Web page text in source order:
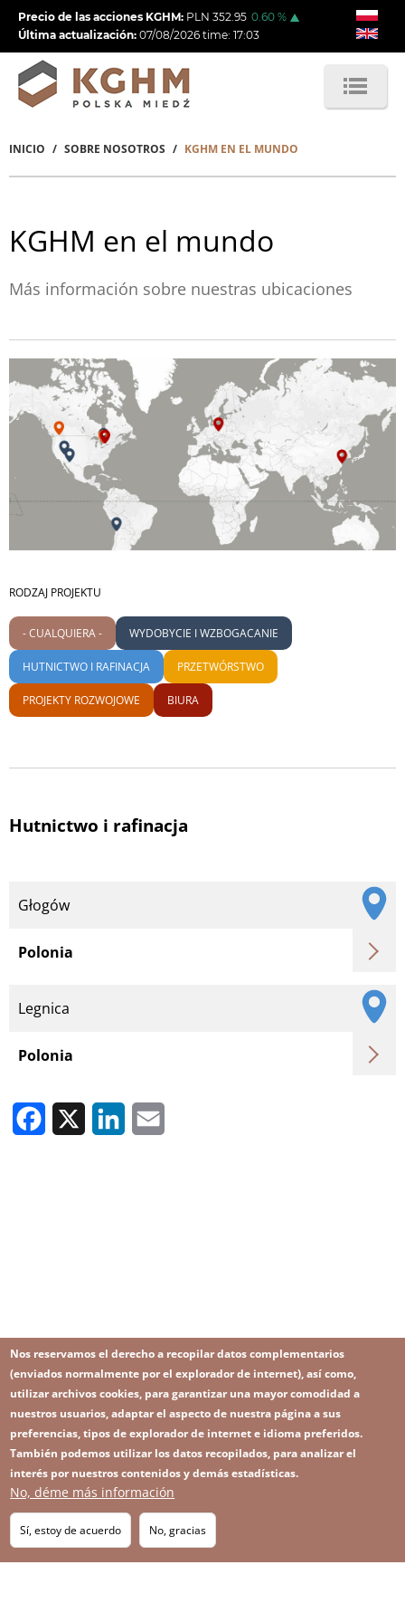
Pasar
contenido
principal
Precio de las acciones KGHM: PLN 352.95 0.60 %
Última actualización: 07/08/2026 time: 17:03
Sobrescribir
de
ayuda
a
navegación
INICIO SOBRE NOSOTROS KGHM EN EL MUNDO
KGHM en el mundo
Más información sobre nuestras ubicaciones
RODZAJ PROJEKTU
- CUALQUIERA - WYDOBYCIE I WZBOGACANIE
HUTNICTWO I RAFINACJA PRZETWÓRSTWO
PROJEKTY ROZWOJOWE BIURA
Hutnictwo i rafinacja
Głogów
Polonia
Legnica
Polonia
Facebook LinkedIn
Footer
menu
Suscríbase a nuestro Newsletter
Image
SITEMAP
IMAGE
Nos reservamos el derecho a recopilar datos complementarios
(enviados normalmente por el explorador de internet), así como,
utilizar archivos cookies, para garantizar una mayor comodidad a
nuestros usuarios, adaptar el aspecto de nuestra página a sus
preferencias, tipos de explorador de internet e idioma preferidos.
También podemos utilizar los datos recopilados, para analizar el
interés por nuestros contenidos y demás estadísticas.
No, déme más información
Sí, estoy de acuerdo No, gracias